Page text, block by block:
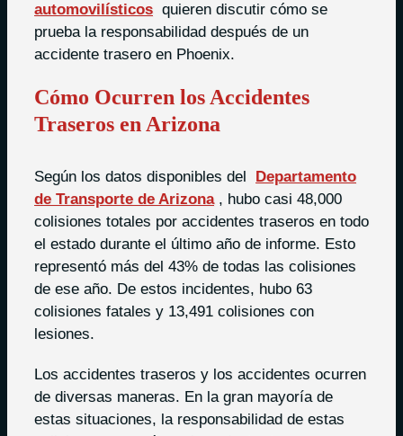
automovilísticos quieren discutir cómo se
prueba la responsabilidad después de un
accidente trasero en Phoenix.
Cómo Ocurren los Accidentes
Traseros en Arizona
Según los datos disponibles del
Departamento
de Transporte de Arizona , hubo casi 48,000
colisiones totales por accidentes traseros en todo
el estado durante el último año de informe. Esto
representó más del 43% de todas las colisiones
de ese año. De estos incidentes, hubo 63
colisiones fatales y 13,491 colisiones con
lesiones.
Los accidentes traseros y los accidentes ocurren
de diversas maneras. En la gran mayoría de
estas situaciones, la responsabilidad de estas